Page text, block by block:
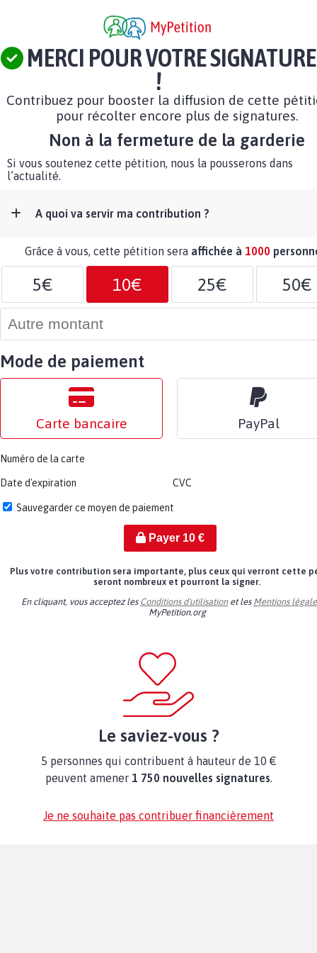
MERCI POUR VOTRE SIGNATURE
!
Contribuez pour booster la diffusion de cette
pour récolter encore plus de signatures.
Non à la fermeture de la garderie
Si vous soutenez cette pétition, nous la pousserons dans
l’actualité.
A quoi va servir ma contribution ?
Grâce à vous, cette pétition sera affichée à 1000
5€ 10€ 25€ 50€
Mode de paiement
Carte bancaire PayPal
Numéro de la carte
Date d'expiration CVC
Sauvegarder ce moyen de paiement
Payer 10€
Plus votre contribution sera importante, plus ceux qui verront cette
seront nombreux et pourront la signer.
En cliquant, vous acceptez les Conditions d'utilisationet les Mentions
MyPetition.org
Le saviez-vous ?
5 personnes qui contribuent à hauteur de 10 €
peuvent amener 1 750 nouvelles signatures.
Je ne souhaite pas contribuer financièrement